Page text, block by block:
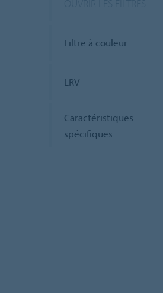
Filtre à couleur
LRV
Caractéristiques
spécifiques